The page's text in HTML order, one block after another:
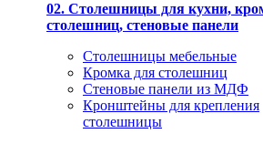
02. Столешницы для кухни,
столешниц, стеновые панели
Столешницы мебельные
Кромка для столешниц
Стеновые панели из МДФ
Кронштейны для крепления
столешницы